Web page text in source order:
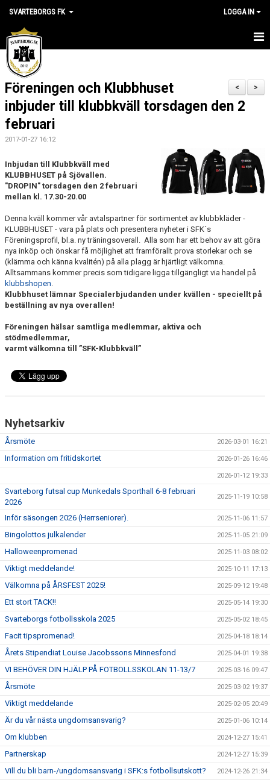
SVARTEBORGS FK LOGGA IN
HEM
NYHETER
OM KLUBBEN
KALENDER
VÅRA LAG
KLUBBSHOP
MEDLEM
VÅRA MATCHER
KONSTGRÄS
SPONSORHUSET
GRÄSROTEN
>
<
Föreningen och Klubbhuset
inbjuder till klubbkväll torsdagen den 2
februari
2017-01-27 16:12
Inbjudan till Klubbkväll med
KLUBBHUSET på Sjövallen.
"DROPIN" torsdagen den 2 februari
mellan kl. 17.30-20.00
Denna kväll kommer vår avtalspartner för sortimentet av klubbkläder -
KLUBBHUSET - vara på plats och presentera nyheter i SFK´s
Föreningsprofil, bl.a. ny träningsoverall. Alla som har ett behov av att göra
nya inköp och önskar få möjlighet att framförallt prova storlekar och se
(klämma och känna kvalitén) på alla plagg är hjärtligt välkomna.
Alltsammans kommer precis som tidigare ligga tillgängligt via handel på
klubbshopen.
Klubbhuset lämnar Specialerbjudanden under kvällen - speciellt på
beställning av nya overallen!
Föreningen hälsar samtliga medlemmar, aktiva och
stödmedlemmar,
varmt välkomna till ”SFK-Klubbkväll”
Nyhetsarkiv
Årsmöte 2026-03-01 16:21
Information om fritidskortet 2026-01-26 16:46
2026-01-12 19:33
Svarteborg futsal cup Munkedals Sporthall 6-8 februari
2026
2025-11-19 10:58
Inför säsongen 2026 (Herrseniorer). 2025-11-06 11:57
Bingolottos julkalender 2025-11-05 21:09
Halloweenpromenad 2025-11-03 08:02
Viktigt meddelande! 2025-10-11 17:13
Välkomna på ÅRSFEST 2025! 2025-09-12 19:48
Ett stort TACK!! 2025-05-14 19:30
Svarteborgs fotbollsskola 2025 2025-05-02 18:45
Facit tipspromenad! 2025-04-18 18:14
Årets Stipendiat Louise Jacobssons Minnesfond 2025-04-01 19:38
VI BEHÖVER DIN HJÄLP PÅ FOTBOLLSSKOLAN 11-13/7 2025-03-16 09:47
Årsmöte 2025-03-02 19:37
Viktigt meddelande 2025-02-05 20:49
Är du vår nästa ungdomsansvarig? 2025-01-06 10:14
Om klubben 2024-12-27 15:41
Partnerskap 2024-12-27 15:39
Vill du bli barn-/ungdomsansvarig i SFK:s fotbollsutskott? 2024-12-26 21:34